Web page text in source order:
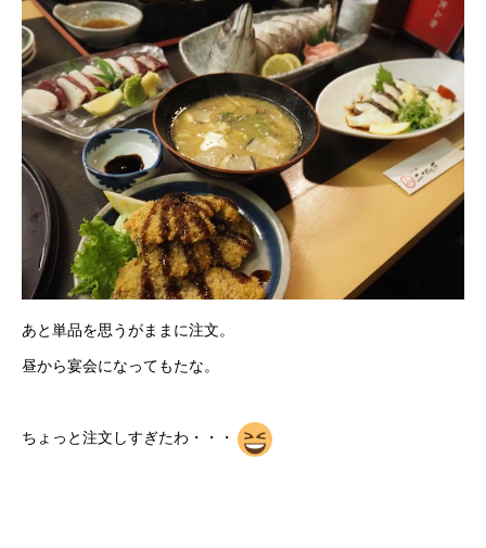
あと単品を思うがままに注文。
昼から宴会になってもたな。
ちょっと注文しすぎたわ・・・